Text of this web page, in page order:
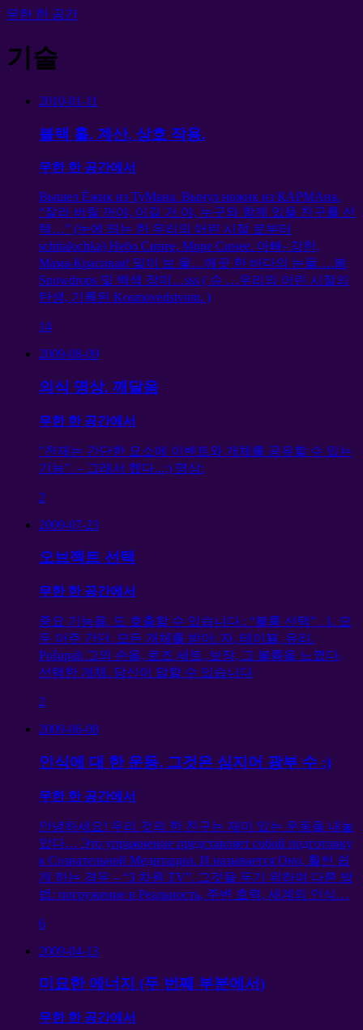
무한 한 공간
기술
2010-01-11
블랙 홀. 계산. 상호 작용.
무한 한 공간에서
Вышел Ёжик из ТуМана. Вынул ножик из КАРМАна.
“잘라 버릴 꺼야, 이길 거 야, 누구와 함께 있을 친구를 선
택…” (눈에 띄는 한 우리의 어린 시절 로부터
schitalochka) Небо Синее, Море Синее. 아빠- 강한,
Мама-Красивая! 밑이 보 울…깨끗 한 바다의 눈물….봄
Snowdrops 및 백색 장미…sss ( 슈 …우리의 어린 시절의
탄생, 기록된 Kosmovedstvom. )
14
2009-08-09
의식 명상. 깨달음
무한 한 공간에서
"천재는 간단한 요소에 이벤트와 개체를 공유할 수 있는
기능". – 그래서 했다...:) 명상:
2
2009-07-23
오브젝트 선택
무한 한 공간에서
중요 기능을. 도 호출할 수 있습니다.: “볼륨 선택” . 1. 모
두 아주 간단. 모든 개체를 받아: 자, 테이블, 유리.
Poŝupali 그의 손을, 로즈 세트, 보장, 그 볼륨을 느꼈다,
선택한 개체. 당신이 말할 수 있습니다
2
2009-06-08
인식에 대 한 운동. 그것은 심지어 광부 수 :)
무한 한 공간에서
안녕하세요! 우리 것의 한 친구는 재미 있는 운동을 내놓
았다… Это упражнение представляет собой подготовку
к Сознательной Медитации. И называется Оно, 훨씬 쉽
게 하는 경우 – “3 차원 TV”. 그것을 두기 위하여 다른 방
법: погружение в Реальность, 주변 효력, 세계의 인식…
6
2009-04-13
미묘한 에너지 (두 번째 부분에서)
무한 한 공간에서